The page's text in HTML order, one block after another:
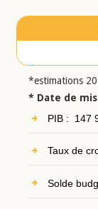
*estimations
* Date de
PIB : 147
Taux de
Solde